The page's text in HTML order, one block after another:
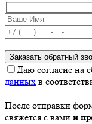
Даю согласие на
данных в
После отправки
свяжется с вами и